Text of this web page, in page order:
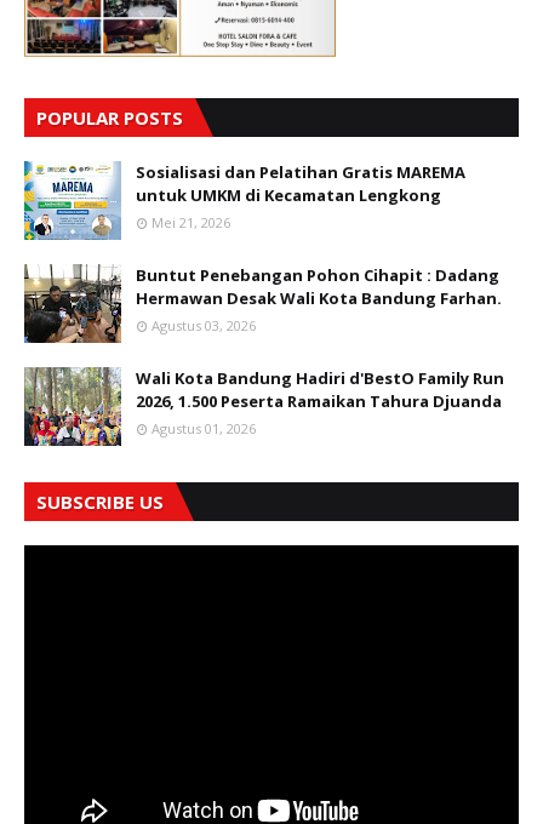
POPULAR POSTS
Sosialisasi dan Pelatihan Gratis MAREMA
untuk UMKM di Kecamatan Lengkong
Mei 21, 2026
Buntut Penebangan Pohon Cihapit : Dadang
Hermawan Desak Wali Kota Bandung Farhan.
Agustus 03, 2026
Wali Kota Bandung Hadiri d'BestO Family Run
2026, 1.500 Peserta Ramaikan Tahura Djuanda
Agustus 01, 2026
SUBSCRIBE US